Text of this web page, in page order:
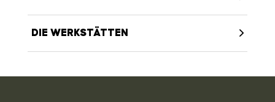
DIE WERKSTÄTTEN